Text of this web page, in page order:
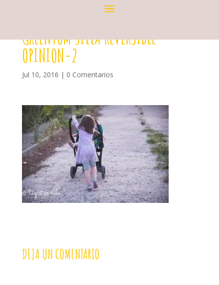
GREENTOM SILLA REVERSIBLE
OPINION-2
Jul 10, 2016 | 0 Comentarios
DEJA UN COMENTARIO